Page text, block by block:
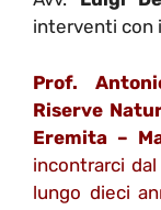
interventi con
Prof.
Riserve
Eremita –
incontrarci
lungo dieci